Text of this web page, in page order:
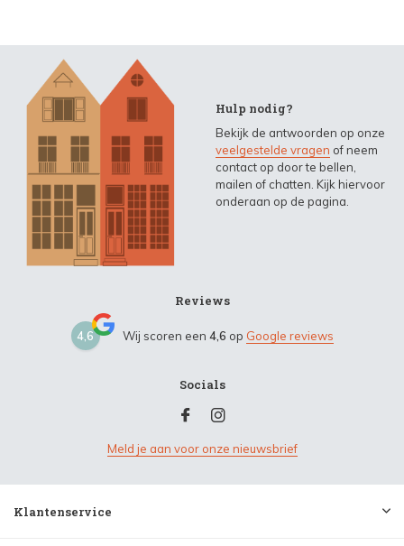
Hulp nodig?
Bekijk de antwoorden op onze
veelgestelde vragen of neem
contact op door te bellen,
mailen of chatten. Kijk hiervoor
onderaan op de pagina.
Reviews
4,6 Wij scoren een 4,6 op Google reviews
Socials
Meld je aan voor onze nieuwsbrief
Klantenservice